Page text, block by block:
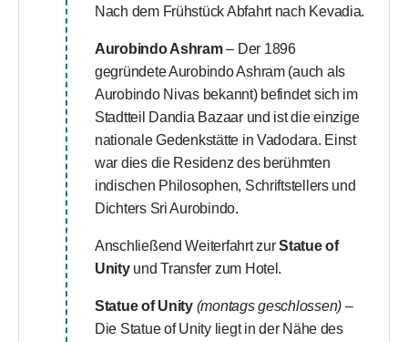
Nach dem Frühstück Abfahrt nach Kevadia.
Aurobindo Ashram– Der 1896
gegründete Aurobindo Ashram (auch als
Aurobindo Nivas bekannt) befindet sich im
Stadtteil Dandia Bazaar und ist die einzige
nationale Gedenkstätte in Vadodara. Einst
war dies die Residenz des berühmten
indischen Philosophen, Schriftstellers und
Dichters Sri Aurobindo.
Anschließend Weiterfahrt zurStatue of
Unityund Transfer zum Hotel.
Statue of Unity (montags geschlossen) –
Die Statue of Unity liegt in der Nähe des